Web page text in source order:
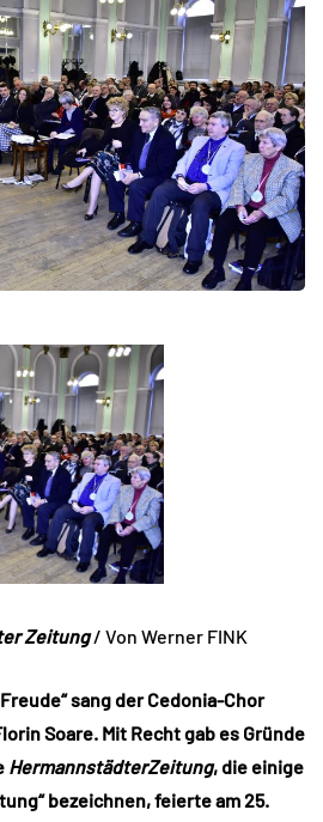
Zeitung/ Von Werner FINK
sang der Cedonia-Chor
Soare. Mit Recht gab es Gründe
HermannstädterZeitung, die einige
bezeichnen, feierte am 25.